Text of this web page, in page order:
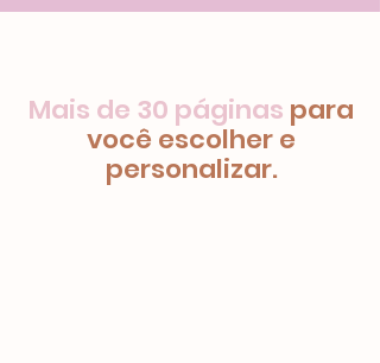
Mais de 30 páginas para
você escolher e
personalizar.